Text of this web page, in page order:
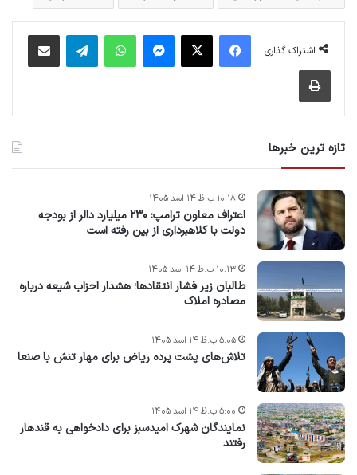
اشتراک گذاری
فیس بوک X پیام رسان واتس آپ تلگرام اشتراک گذاری از طریق ایمیل
چاپ
تازه ترین خبرها
اعتراف معاون ترامپ: ۲۳۰ میلیارد دالر از بودجه
دولت با کلاهبرداری از بین رفته است
۱۰:۱۸ ب.ظ ۱۴ اسد ۱۴۰۵
طالبان زیر فشار انتقادها؛ هشدار احزاب شیعه درباره
مصادره‌ املاک
۱۰:۱۳ ب.ظ ۱۴ اسد ۱۴۰۵
تلاش‌های پشت ‌پرده ریاض برای مهار تنش با صنعا
۵:۰۵ ب.ظ ۱۴ اسد ۱۴۰۵
نمایندگان شهرک امید‌سبز برای دادخواهی به قندهار
رفتند
۵:۰۰ ب.ظ ۱۴ اسد ۱۴۰۵